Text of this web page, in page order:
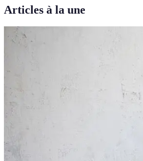
Articles à la une